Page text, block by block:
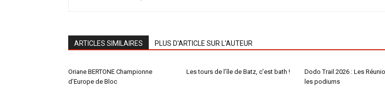
ARTICLES SIMILAIRES PLUS D'ARTICLE SUR L'AUTEUR
Oriane BERTONE Championne
d’Europe de Bloc
Les tours de l’île de Batz, c’est bath !
Dodo Trail 2026 : Les
les podiums